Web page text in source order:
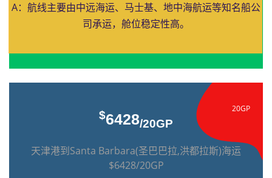
A：航线主要由中远海运、马士基、地中海航运等知名船公
司承运，舱位稳定性高。
20GP
$6428/20GP
天津港到Santa Barbara(圣巴巴拉,洪都拉斯)海运
$6428/20GP